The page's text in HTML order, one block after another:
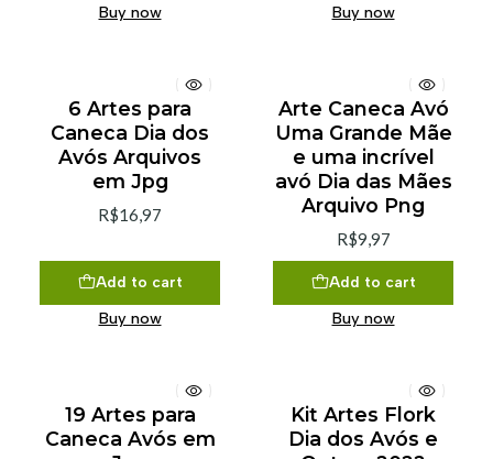
Buy now Buy now
6 Artes para
Caneca Dia dos
Avós Arquivos
em Jpg
R$16,97
Add to cart
Buy now
Arte Caneca Avó
Uma Grande Mãe
e uma incrível
avó Dia das Mães
Arquivo Png
R$9,97
Add to cart
Buy now
19 Artes para
Caneca Avós em
Kit Artes Flork
Dia dos Avós e